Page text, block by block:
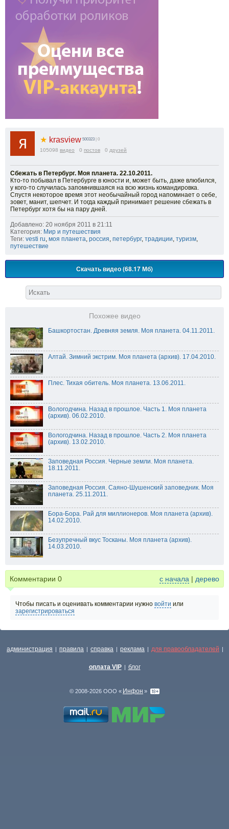
★ krasview 500323 | 0
105098 видео 0 постов 0 друзей
Сбежать в Петербург. Моя планета. 22.10.2011.
Кто-то побывал в Петербурге в юности и, может быть, даже влюбился,
у кого-то случилась запомнившаяся на всю жизнь командировка.
Спустя некоторое время этот необычайный город напоминает о себе,
зовет, манит, шепчет. И тогда каждый принимает решение сбежать в
Петербург хотя бы на пару дней.
Добавлено: 20 ноября 2011 в 21:11
Категория: Мир и путешествия
Теги: vesti ru моя планета россия петербург, традиции туризм
путешествие
Скачать видео (68.17 Мб)
Похожее видео
Башкортостан. Древняя земля. Моя планета. 04.11.2011.
Алтай. Зимний экстрим. Моя планета (архив). 17.04.2010.
Плес. Тихая обитель. Моя планета. 13.06.2011.
Вологодчина. Назад в прошлое. Часть 1. Моя планета
(архив). 06.02.2010.
Вологодчина. Назад в прошлое. Часть 2. Моя планета
(архив). 13.02.2010.
Заповедная Россия. Черные земли. Моя планета.
18.11.2011.
Заповедная Россия. Саяно-Шушенский заповедник. Моя
планета. 25.11.2011.
Бора-Бора. Рай для миллионеров. Моя планета (архив).
14.02.2010.
Безупречный вкус Тосканы. Моя планета (архив).
14.03.2010.
Комментарии 0 с начала | дерево
Чтобы писать и оценивать комментарии нужно войти или
зарегистрироваться
администрация | правила | справка | реклама | для правообладателей |
оплата VIP | блог
© 2008-2026 ООО « Инфон »